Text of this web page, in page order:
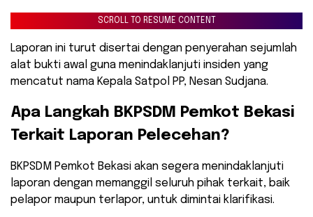
SCROLL TO RESUME CONTENT
Laporan ini turut disertai dengan penyerahan sejumlah
alat bukti awal guna menindaklanjuti insiden yang
mencatut nama Kepala Satpol PP, Nesan Sudjana.
​Apa Langkah BKPSDM Pemkot Bekasi
Terkait Laporan Pelecehan?
​BKPSDM Pemkot Bekasi akan segera menindaklanjuti
laporan dengan memanggil seluruh pihak terkait, baik
pelapor maupun terlapor, untuk dimintai klarifikasi.